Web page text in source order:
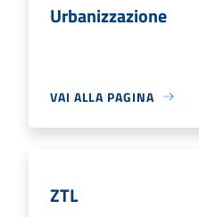
Urbanizzazione
VAI ALLA PAGINA
ZTL